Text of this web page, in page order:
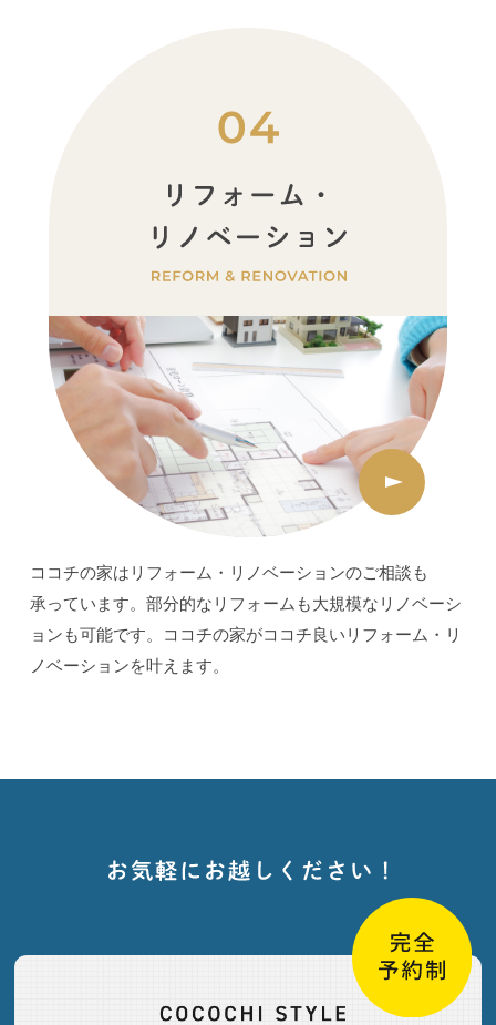
ココチの家はリフォーム・リノベーションのご相談も
承っています。部分的なリフォームも大規模なリノベーシ
ョンも可能です。ココチの家がココチ良いリフォーム・リ
ノベーションを叶えます。